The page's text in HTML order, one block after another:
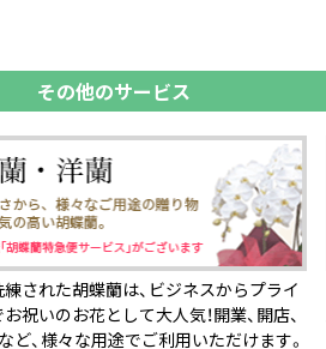
その他のサービス
された胡蝶蘭は、ビジネスからプライ
祝いのお花として大人気！開業、開店、
ど、様々な用途でご利用いただけます。